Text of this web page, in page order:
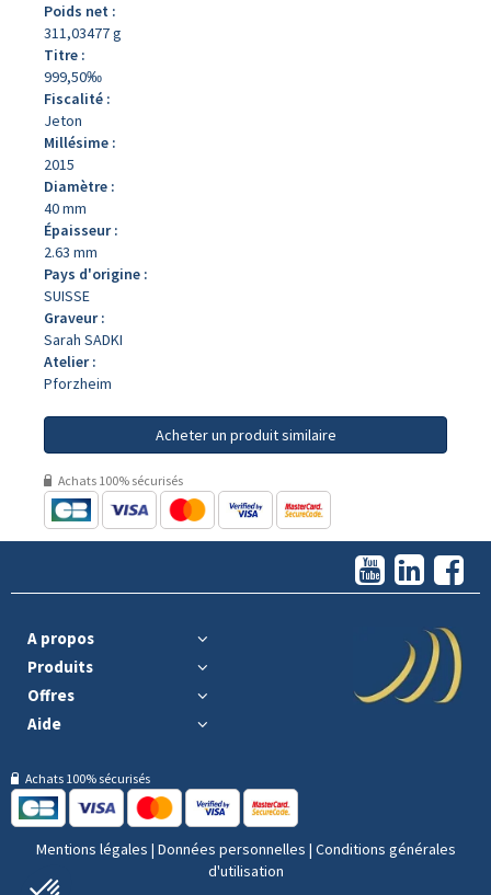
Poids net :
311,03477 g
Titre :
999,50‰
Fiscalité :
Jeton
Millésime :
2015
Diamètre :
40 mm
Épaisseur :
2.63 mm
Pays d'origine :
SUISSE
Graveur :
Sarah SADKI
Atelier :
Pforzheim
Acheter un produit similaire
Achats 100% sécurisés
A propos
Produits
Offres
Aide
Achats 100% sécurisés
Mentions légales | Données personnelles | Conditions générales
d'utilisation